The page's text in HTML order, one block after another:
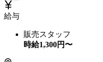
給与
販売スタッフ
時給1,300円〜